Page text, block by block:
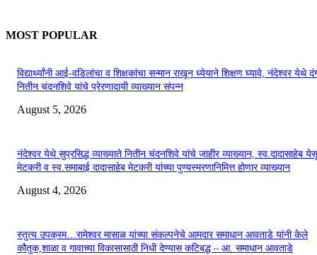
MOST POPULAR
विद्यार्थ्यांनी आई-वडिलांचा व शिक्षकांचा सन्मान राखून ध्येयाने शिक्षण घ्यावे, नंदेश्वर येथे
नितीन चंदनशिवे यांचे प्रेरणादायी व्याख्यान संपन्न
August 5, 2026
नंदेश्वर येथे सुप्रसिद्ध व्याख्याते नितीन चंदनशिवे यांचे जाहीर व्याख्यान, स्व.दादासाहेब येसू
मेटकरी व स्व.समाबाई दादासाहेब मेटकरी यांच्या पुण्यस्मरणानिमित्त होणार व्याख्यान
August 4, 2026
स्तुत्य उपक्रम…रामेश्वर मासाळ यांच्या संकल्पनेचे आमदार समाधान आवताडे यांनी केले
कौतुक,शाळा व गावाच्या विकासासाठी निधी देण्यास कटिबद्ध – आ. समाधान आवताडे